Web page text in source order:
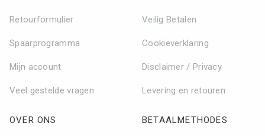
Retourformulier
Spaarprogramma
Mijn account
Veel gestelde vragen
Veilig Betalen
Cookieverklaring
Disclaimer / Privacy
Levering en retouren
OVER ONS BETAALMETHODES